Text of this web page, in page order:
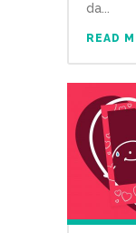
da...
READ